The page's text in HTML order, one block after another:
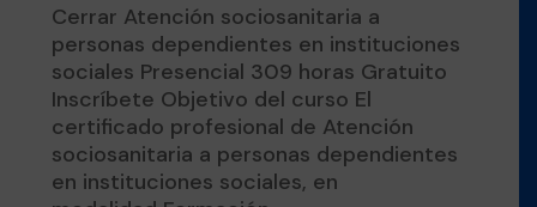
Cerrar Atención sociosanitaria a
personas dependientes en instituciones
sociales Presencial 309 horas Gratuito
Inscríbete Objetivo del curso El
certificado profesional de Atención
sociosanitaria a personas dependientes
en instituciones sociales, en